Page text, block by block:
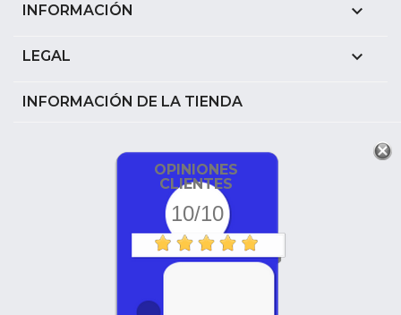
INFORMACIÓN 
LEGAL 
INFORMACIÓN DE LA TIENDA
OPINIONES
CLIENTES
10/10